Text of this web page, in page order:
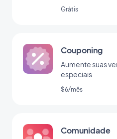
Grátis
Couponing
Aumente suas
especiais
$6/mês
Comunidade